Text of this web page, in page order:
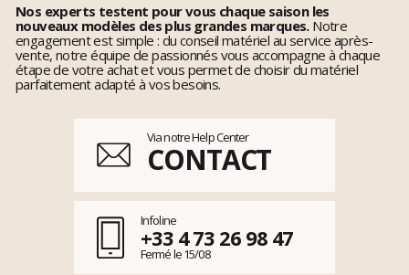
Nos experts testent pour vous chaque saison les
nouveaux modèles des plus grandes marques.Notre
engagement est simple : du conseil matériel au service après-
vente, notre équipe de passionnés vous accompagne à chaque
étape de votre achat et vous permet de choisir du matériel
parfaitement adapté à vos besoins.
Via notre Help Center
CONTACT
Infoline
+33 4 73 26 98 47
Fermé le 15/08